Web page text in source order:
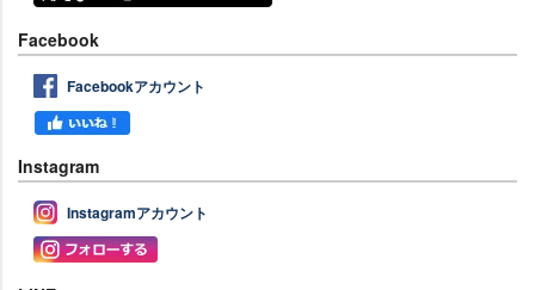
Facebook
Facebookアカウント
Instagram
Instagramアカウント